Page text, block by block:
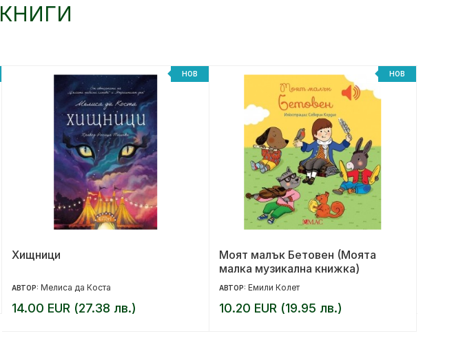
КНИГИ
НОВ
Хищници
АВТОР: Мелиса да Коста
14.00 EUR (27.38 лв.)
НОВ
Моят малък Бетовен (Моята
малка музикална книжка)
АВТОР: Емили Колет
10.20 EUR (19.95 лв.)